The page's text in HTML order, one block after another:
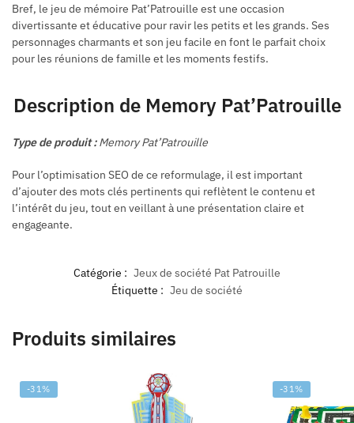
Bref, le jeu de mémoire Pat’Patrouille est une occasion
divertissante et éducative pour ravir les petits et les grands. Ses
personnages charmants et son jeu facile en font le parfait choix
pour les réunions de famille et les moments festifs.
Description de Memory Pat’Patrouille
Type de produit : Memory Pat’Patrouille
Pour l’optimisation SEO de ce reformulage, il est important
d’ajouter des mots clés pertinents qui reflètent le contenu et
l’intérêt du jeu, tout en veillant à une présentation claire et
engageante.
Catégorie : Jeux de société Pat Patrouille
Étiquette : Jeu de société
Produits similaires
-31% -31%